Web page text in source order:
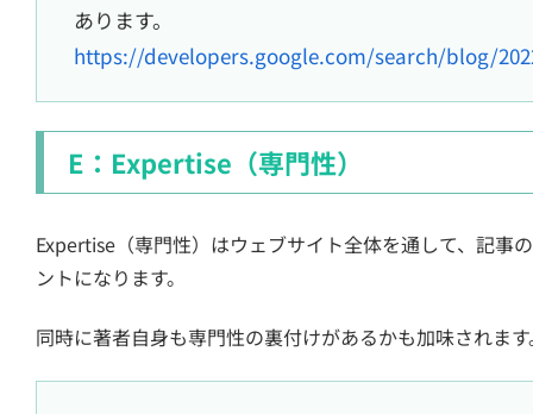
あります。
https://developers.google.com/search/blog/
E：Expertise（専門性）
Expertise（専門性）はウェブサイト全体を通して、記事
ントになります。
同時に著者自身も専門性の裏付けがあるかも加味されま